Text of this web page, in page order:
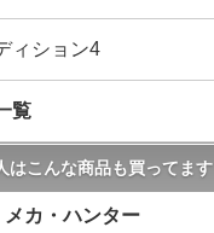
ィション4
覧
はこんな商品も買ってます
メカ・ハンター